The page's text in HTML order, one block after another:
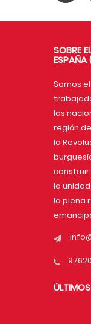
SOBRE
Somos
las
región
la
construir
la
la plena